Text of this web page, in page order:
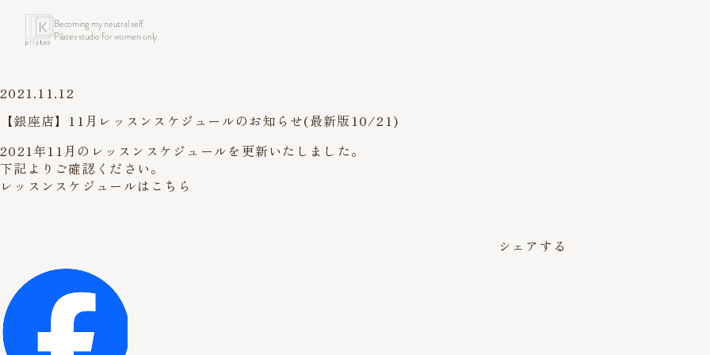
Becoming my neutral self.
Pilates studio for women only.
2021.11.12
【銀座店】11月レッスンスケジュールのお知らせ(最新版10/21)
2021年11月のレッスンスケジュールを更新いたしました。
下記よりご確認ください。
レッスンスケジュールはこちら
シェアする